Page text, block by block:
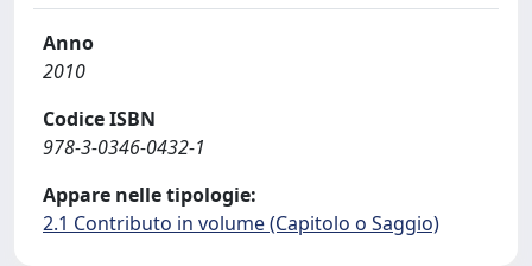
Anno
2010
Codice ISBN
978-3-0346-0432-1
Appare nelle tipologie:
2.1 Contributo in volume (Capitolo o Saggio)